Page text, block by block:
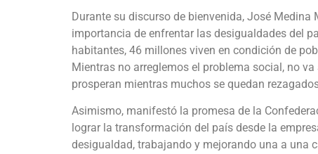
Durante su discurso de bienvenida, José Medina
importancia de enfrentar las desigualdades del
habitantes, 46 millones viven en condición de
Mientras no arreglemos el problema social, no
prosperan mientras muchos se quedan
Asimismo, manifestó la promesa de la
lograr la transformación del país desde la
desigualdad, trabajando y mejorando una a una